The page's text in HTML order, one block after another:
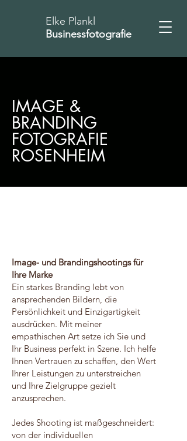
Elke Plankl
Businessfotografie
IMAGE &
BRANDING
FOTOGRAFIE
ROSENHEIM
Image- und Brandingshootings für
Ihre Marke
Ein starkes Branding lebt von
ansprechenden Bildern, die
Persönlichkeit und Einzigartigkeit
ausdrücken. Mit meiner
empathischen Art setze ich Sie und
Ihr Business perfekt in Szene. Ich helfe
Ihnen Vertrauen zu schaffen, den Wert
Ihrer Leistungen zu unterstreichen
und Ihre Zielgruppe gezielt
anzusprechen.
Jedes Shooting ist maßgeschneidert:
von der individuellen